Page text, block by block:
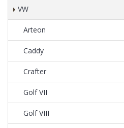
VW
Arteon
Caddy
Crafter
Golf VII
Golf VIII